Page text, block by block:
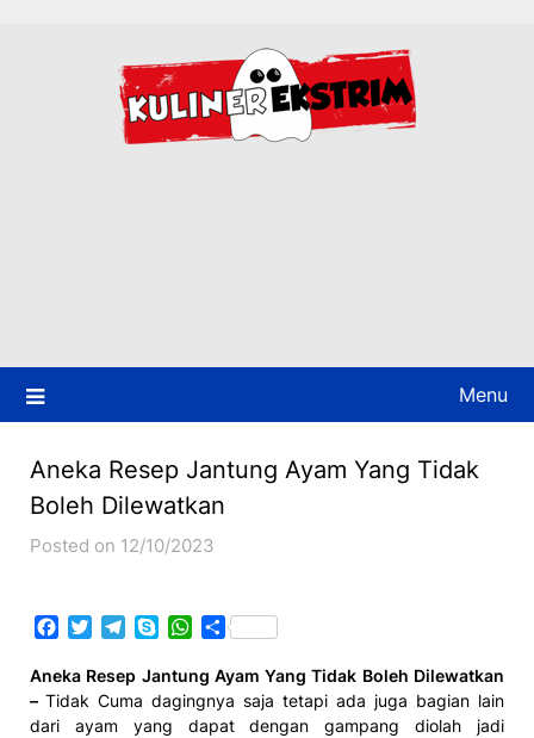
Menu
Aneka Resep Jantung Ayam Yang Tidak
Boleh Dilewatkan
Posted on 12/10/2023
Facebook
TwitterTelegram
SkypeWhatsApp
Share
Aneka Resep Jantung Ayam Yang Tidak Boleh Dilewatkan
– Tidak Cuma dagingnya saja tetapi ada juga bagian lain
dari ayam yang dapat dengan gampang diolah jadi